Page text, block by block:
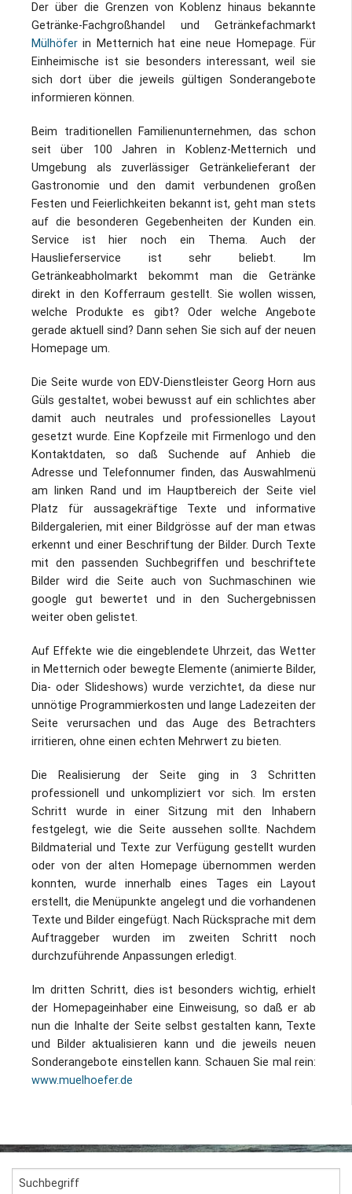
Der über die Grenzen von Koblenz hinaus bekannte
Getränke-Fachgroßhandel und Getränkefachmarkt
Mülhöfer in Metternich hat eine neue Homepage. Für
Einheimische ist sie besonders interessant, weil sie
sich dort über die jeweils gültigen Sonderangebote
informieren können.
Beim traditionellen Familienunternehmen, das schon
seit über 100 Jahren in Koblenz-Metternich und
Umgebung als zuverlässiger Getränkelieferant der
Gastronomie und den damit verbundenen großen
Festen und Feierlichkeiten bekannt ist, geht man stets
auf die besonderen Gegebenheiten der Kunden ein.
Service ist hier noch ein Thema. Auch der
Hauslieferservice ist sehr beliebt. Im
Getränkeabholmarkt bekommt man die Getränke
direkt in den Kofferraum gestellt. Sie wollen wissen,
welche Produkte es gibt? Oder welche Angebote
gerade aktuell sind? Dann sehen Sie sich auf der neuen
Homepage um.
Die Seite wurde von EDV-Dienstleister Georg Horn aus
Güls gestaltet, wobei bewusst auf ein schlichtes aber
damit auch neutrales und professionelles Layout
gesetzt wurde. Eine Kopfzeile mit Firmenlogo und den
Kontaktdaten, so daß Suchende auf Anhieb die
Adresse und Telefonnumer finden, das Auswahlmenü
am linken Rand und im Hauptbereich der Seite viel
Platz für aussagekräftige Texte und informative
Bildergalerien, mit einer Bildgrösse auf der man etwas
erkennt und einer Beschriftung der Bilder. Durch Texte
mit den passenden Suchbegriffen und beschriftete
Bilder wird die Seite auch von Suchmaschinen wie
google gut bewertet und in den Suchergebnissen
weiter oben gelistet.
Auf Effekte wie die eingeblendete Uhrzeit, das Wetter
in Metternich oder bewegte Elemente (animierte Bilder,
Dia- oder Slideshows) wurde verzichtet, da diese nur
unnötige Programmierkosten und lange Ladezeiten der
Seite verursachen und das Auge des Betrachters
irritieren, ohne einen echten Mehrwert zu bieten.
Die Realisierung der Seite ging in 3 Schritten
professionell und unkompliziert vor sich. Im ersten
Schritt wurde in einer Sitzung mit den Inhabern
festgelegt, wie die Seite aussehen sollte. Nachdem
Bildmaterial und Texte zur Verfügung gestellt wurden
oder von der alten Homepage übernommen werden
konnten, wurde innerhalb eines Tages ein Layout
erstellt, die Menüpunkte angelegt und die vorhandenen
Texte und Bilder eingefügt. Nach Rücksprache mit dem
Auftraggeber wurden im zweiten Schritt noch
durchzuführende Anpassungen erledigt.
Im dritten Schritt, dies ist besonders wichtig, erhielt
der Homepageinhaber eine Einweisung, so daß er ab
nun die Inhalte der Seite selbst gestalten kann, Texte
und Bilder aktualisieren kann und die jeweils neuen
Sonderangebote einstellen kann. Schauen Sie mal rein:
www.muelhoefer.de